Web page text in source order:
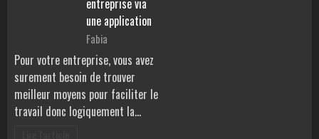
entreprise via
une application
Fabia
Pour votre entreprise, vous avez
surement besoin de trouver
meilleur moyens pour faciliter le
travail donc logiquement la…